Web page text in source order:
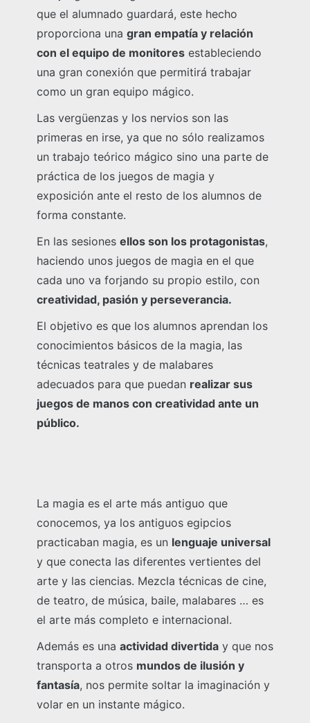
que el alumnado guardará, este hecho
proporciona una gran empatía y relación
con el equipo de monitoresestableciendo
una gran conexión que permitirá trabajar
como un gran equipo mágico.
Las vergüenzas y los nervios son las
primeras en irse, ya que no sólo realizamos
un trabajo teórico mágico sino una parte de
práctica de los juegos de magia y
exposición ante el resto de los alumnos de
forma constante.
En las sesiones ellos son los protagonistas,
haciendo unos juegos de magia en el que
cada uno va forjando su propio estilo, con
creatividad, pasión y perseverancia.
El objetivo es que los alumnos aprendan los
conocimientos básicos de la magia, las
técnicas teatrales y de malabares
adecuados para que puedan realizar sus
juegos de manos con creatividad ante un
público.
La magia es el arte más antiguo que
conocemos, ya los antiguos egipcios
practicaban magia, es un lenguaje universal
y que conecta las diferentes vertientes del
arte y las ciencias. Mezcla técnicas de cine,
de teatro, de música, baile, malabares … es
el arte más completo e internacional.
Además es una actividad divertiday que nos
transporta a otros mundos de ilusión y
fantasía, nos permite soltar la imaginación y
volar en un instante mágico.